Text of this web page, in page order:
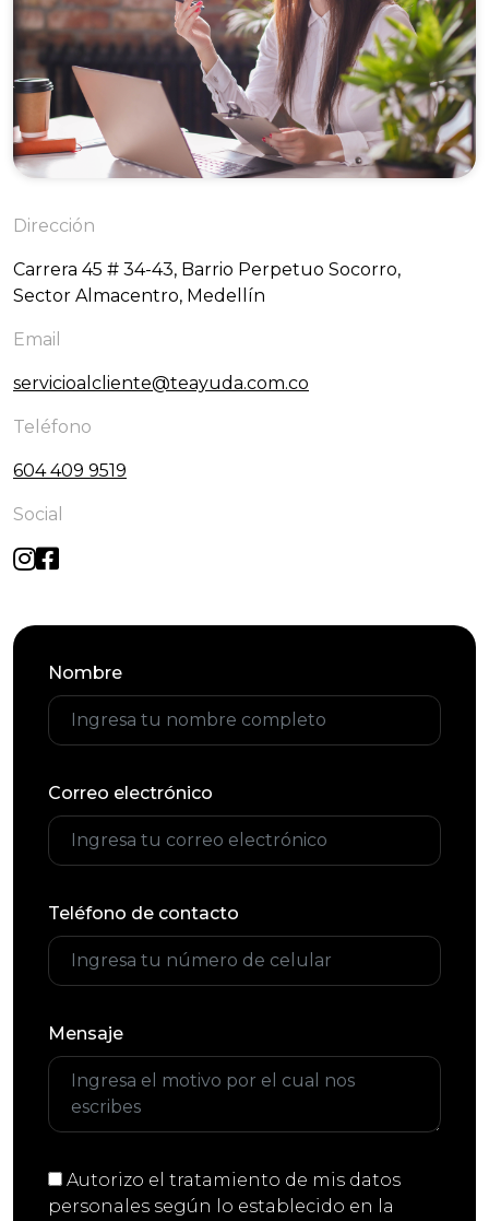
Dirección
Carrera 45 # 34-43, Barrio Perpetuo Socorro,
Sector Almacentro, Medellín
Email
servicioalcliente@teayuda.com.co
Teléfono
604 409 9519
Social
Nombre
Correo electrónico
Teléfono de contacto
Mensaje
Autorizo el tratamiento de mis datos
personales según lo establecido en la